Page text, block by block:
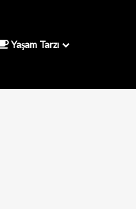
Yaşam Tarzı